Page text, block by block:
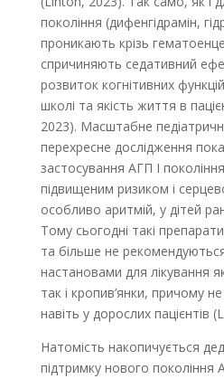
покоління (дифенгідрамін,
проникають крізь
спричиняють седативний
розвиток когнітивних
школі та якість життя в
2023). Масштабне
перехресне дослідження
застосування АГП І
підвищеним ризиком і
особливо аритмій, у дітей
Тому сьогодні такі
та більше не
настановами для лікування
так і кропив’янки, причому
навіть у дорослих пацієнтів
Натомість накопичується
підтримку нового покоління